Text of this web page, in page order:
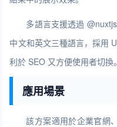
多語言支援透過
中文和英文三種語言，採用
利於 SEO 又方便使用者切換。
應用場景
該方案適用於企業官網